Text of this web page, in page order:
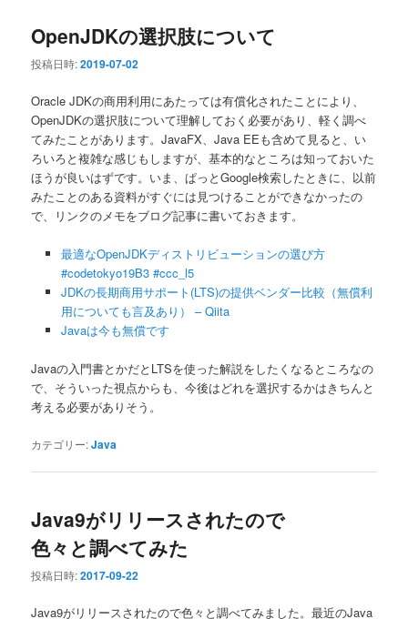
OpenJDKの選択肢について
投稿日時:2019-07-02
Oracle JDKの商用利用にあたっては有償化されたことにより、
OpenJDKの選択肢について理解しておく必要があり、軽く調べ
てみたことがあります。JavaFX、Java EEも含めて見ると、い
ろいろと複雑な感じもしますが、基本的なところは知っておいた
ほうが良いはずです。いま、ぱっとGoogle検索したときに、以前
みたことのある資料がすぐには見つけることができなかったの
で、リンクのメモをブログ記事に書いておきます。
最適なOpenJDKディストリビューションの選び方
#codetokyo19B3 #ccc_l5
JDKの長期商用サポート(LTS)の提供ベンダー比較（無償利
用についても言及あり） – Qiita
Javaは今も無償です
Javaの入門書とかだとLTSを使った解説をしたくなるところなの
で、そういった視点からも、今後はどれを選択するかはきちんと
考える必要がありそう。
カテゴリー:Java
Java9がリリースされたので
色々と調べてみた
投稿日時:2017-09-22
Java9がリリースされたので色々と調べてみました。最近のJava